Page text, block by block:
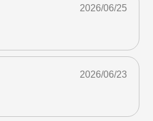
2026/06/25
2026/06/23